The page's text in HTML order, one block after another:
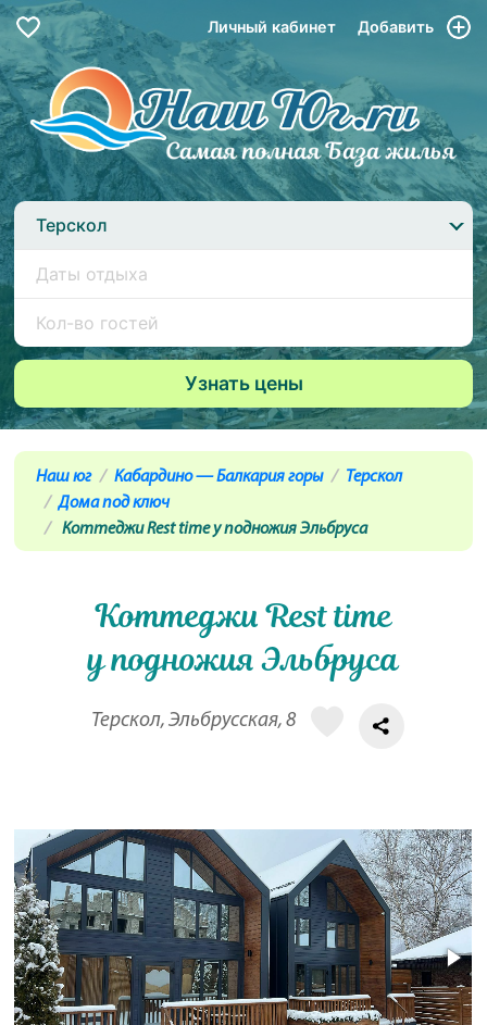
Личный кабинет Добавить
Терскол
Наш юг Кабардино — Балкария горы
Терскол
Дома под ключ
Коттеджи Rest time у подножия Эльбруса
Коттеджи Rest time
у подножия Эльбруса
Терскол, Эльбрусская, 8